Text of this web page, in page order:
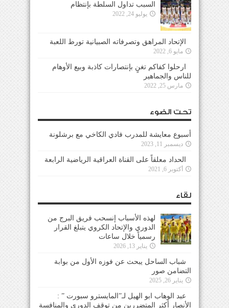
السبب تداول السلطة بإنتظام
يوليو 24, 2022
الإتحاد المراهق وتصرفاته الصبيانية تورط اللعبة
مايو 6, 2022
ارحلوا كفاكم تغنٍ بإنتصارات كاذبة وبيع الأوهام
للناس والجماهير
مارس 25, 2022
تحت الضوء
أسبوع معايشة للمدرب فادي الكاخي مع برشلونة
ديسمبر 11, 2023
الحداد معلقاً على القناة العراقية الرياضية الرابعة
أكتوبر 6, 2021
لقاء
لهذه الأسباب إنسحب فريق البرج من
الدوري والإتحاد الكروي يتبلغ القرار
رسمياً خلال ساعات
يناير 13, 2026
شباب الساحل يبحث عن فوزه الأول من بوابة
التضامن صور
يناير 26, 2025
عبد الوهاب ابو الهيل لـ”المايسترو سبورت ” :
الأنصار أكثر المتضررين من توقف الدوري والمنافسة